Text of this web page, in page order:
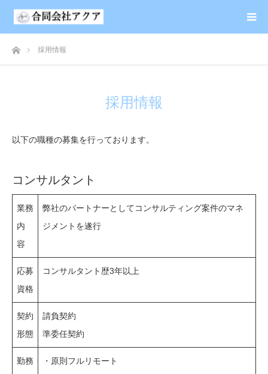
ホーム採用情報
採用情報
以下の職種の募集を行っております。
コンサルタント
業務
内
容
弊社のパートナーとしてコンサルティング案件のマネ
ジメントを遂行
応募
資格
コンサルタント歴3年以上
契約
形態
請負契約
準委任契約
勤務
・原則フルリモート